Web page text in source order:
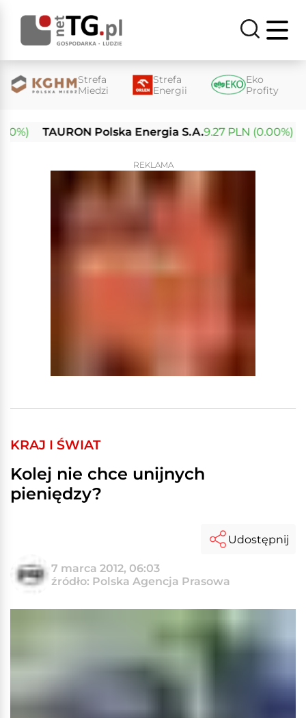
Strefa
Miedzi
Strefa
Energii
Eko
Profity
TAURON Polska Energia S.A. 9.27 PLN (0.00%)
REKLAMA
KRAJ I ŚWIAT
Kolej nie chce unijnych
pieniędzy?
7 marca 2012, 06:03
źródło: Polska Agencja Prasowa
Udostępnij